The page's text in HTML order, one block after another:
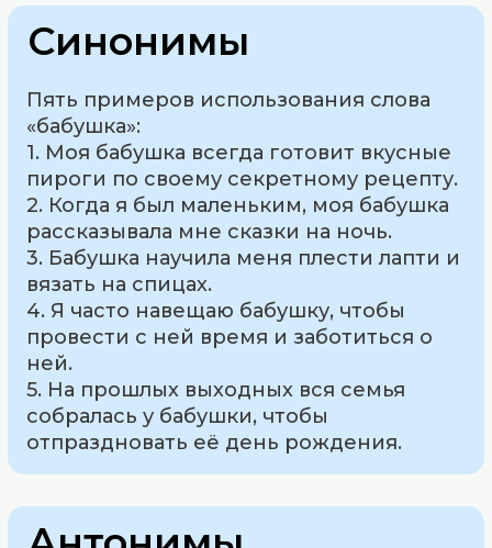
Синонимы
Пять примеров использования слова
«бабушка»:
1. Моя бабушка всегда готовит вкусные
пироги по своему секретному рецепту.
2. Когда я был маленьким, моя бабушка
рассказывала мне сказки на ночь.
3. Бабушка научила меня плести лапти и
вязать на спицах.
4. Я часто навещаю бабушку, чтобы
провести с ней время и заботиться о
ней.
5. На прошлых выходных вся семья
собралась у бабушки, чтобы
отпраздновать её день рождения.